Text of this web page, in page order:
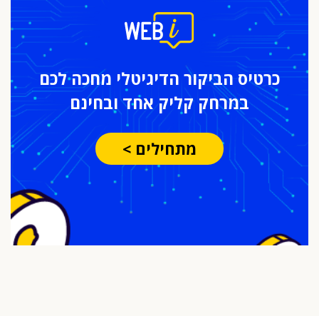
כרטיס הביקור הדיגיטלי מחכה לכם
במרחק קליק אחד ובחינם
מתחילים >